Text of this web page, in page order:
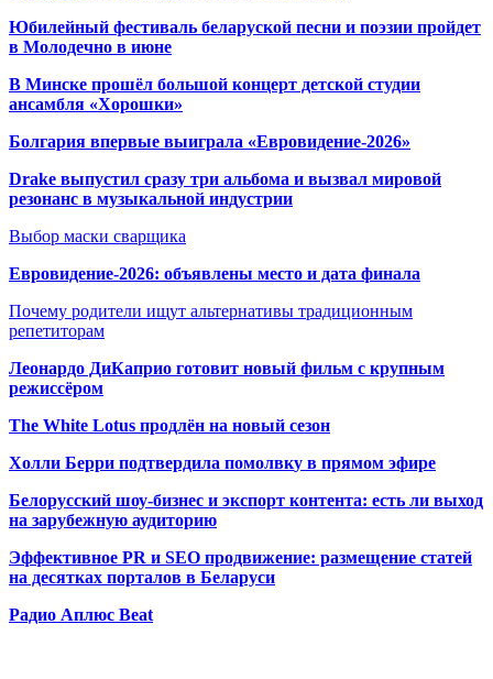
Юбилейный фестиваль беларуской песни и поэзии пройдет
в Молодечно в июне
В Минске прошёл большой концерт детской студии
ансамбля «Хорошки»
Болгария впервые выиграла «Евровидение-2026»
Drake выпустил сразу три альбома и вызвал мировой
резонанс в музыкальной индустрии
Выбор маски сварщика
Евровидение-2026: объявлены место и дата финала
Почему родители ищут альтернативы традиционным
репетиторам
Леонардо ДиКаприо готовит новый фильм с крупным
режиссёром
The White Lotus продлён на новый сезон
Холли Берри подтвердила помолвку в прямом эфире
Белорусский шоу-бизнес и экспорт контента: есть ли выход
на зарубежную аудиторию
Эффективное PR и SEO продвижение: размещение статей
на десятках порталов в Беларуси
Радио Аплюс Beat